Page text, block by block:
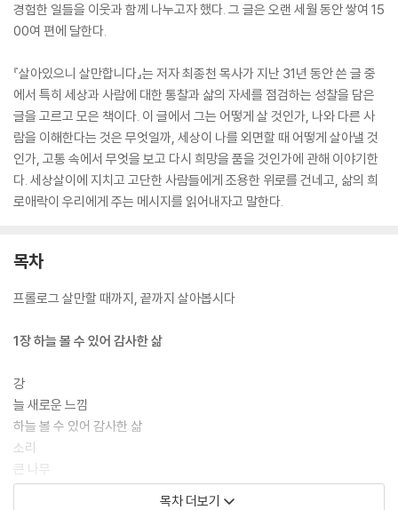
경험한 일들을 이웃과 함께 나누고자 했다. 그 글은 오랜 세월 동안 쌓여 15
00여 편에 달한다.
『살아있으니 살만합니다』는 저자 최종천 목사가 지난 31년 동안 쓴 글 중
에서 특히 세상과 사람에 대한 통찰과 삶의 자세를 점검하는 성찰을 담은
글을 고르고 모은 책이다. 이 글에서 그는 어떻게 살 것인가, 나와 다른 사
람을 이해한다는 것은 무엇일까, 세상이 나를 외면할 때 어떻게 살아낼 것
인가, 고통 속에서 무엇을 보고 다시 희망을 품을 것인가에 관해 이야기한
다. 세상살이에 지치고 고단한 사람들에게 조용한 위로를 건네고, 삶의 희
로애락이 우리에게 주는 메시지를 읽어내자고 말한다.
목차
프롤로그 살만할 때까지, 끝까지 살아봅시다
1장 하늘 볼 수 있어 감사한 삶
강
늘 새로운 느낌
하늘 볼 수 있어 감사한 삶
소리
큰 나무
의자
목차 더보기